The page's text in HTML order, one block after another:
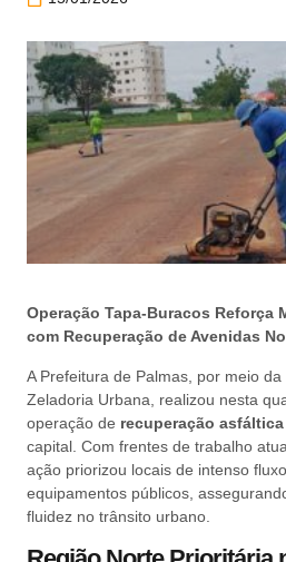
Operação Tapa-Buracos Reforça
com Recuperação de Avenidas
A Prefeitura de Palmas, por meio
Zeladoria Urbana, realizou nesta
operação de recuperação asfáltica
capital. Com frentes de trabalho
ação priorizou locais de intenso
equipamentos públicos,
fluidez no trânsito urbano.